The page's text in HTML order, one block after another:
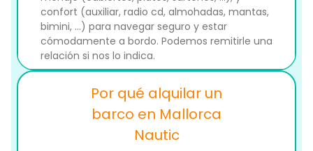
confort (auxiliar, radio cd, almohadas, mantas,
bimini, ...) para navegar seguro y estar
cómodamente a bordo. Podemos remitirle una
relación si nos lo indica.
Por qué alquilar un
barco en Mallorca
Nautic